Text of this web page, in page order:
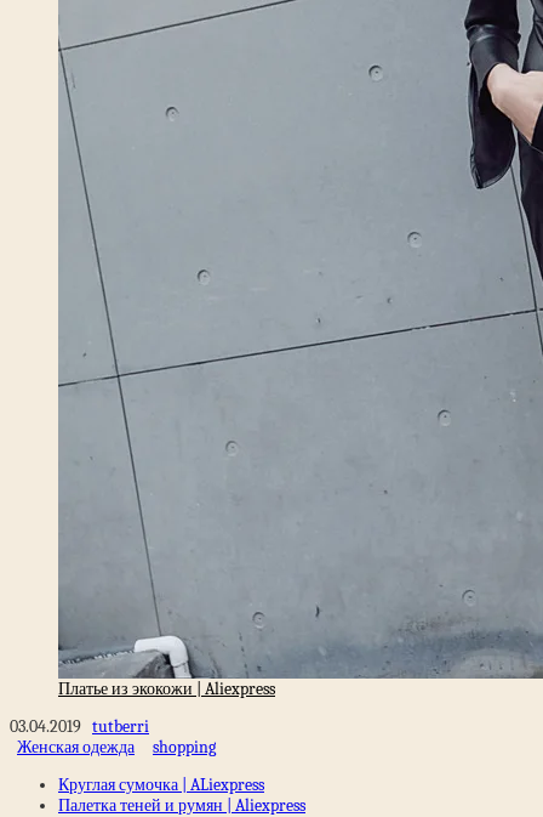
Платье из экокожи | Aliexpress
03.04.2019 tutberri
Женская одежда
shopping
Круглая сумочка | ALiexpress
Палетка теней и румян | Aliexpress